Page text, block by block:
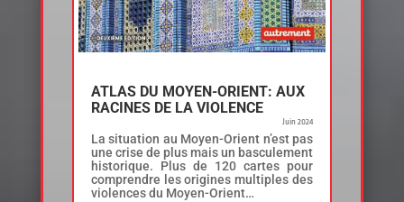
ATLAS DU MOYEN-ORIENT: AUX
RACINES DE LA VIOLENCE
Juin 2024
La situation au Moyen-Orient n’est pas
une crise de plus mais un basculement
historique. Plus de 120 cartes pour
comprendre les origines multiples des
violences du Moyen-Orient…